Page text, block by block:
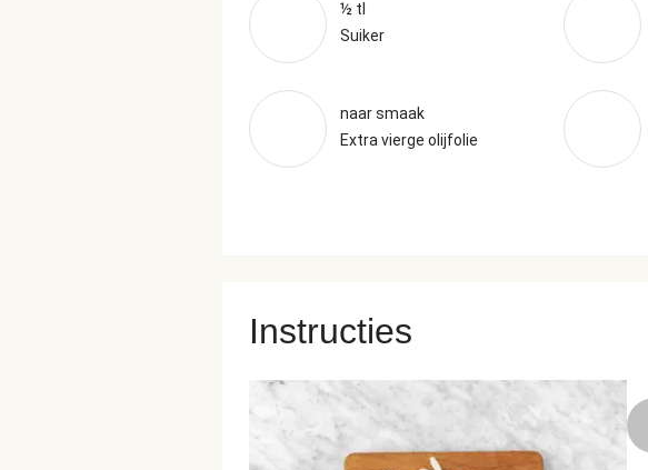
½ tl
Suiker
naar smaak
Extra vierge olijfolie
Instructies